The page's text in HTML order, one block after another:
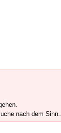
nach dem Sinn...